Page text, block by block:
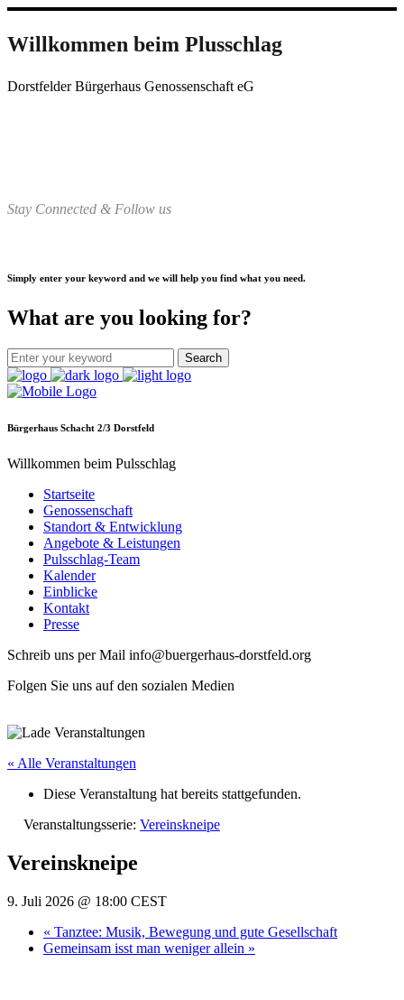
Willkommen beim Plusschlag
Dorstfelder Bürgerhaus Genossenschaft eG
Stay Connected & Follow us
Simply enter your keyword and we will help you find what you need.
What are you looking for?
Bürgerhaus Schacht 2/3 Dorstfeld
Willkommen beim Pulsschlag
Startseite
Genossenschaft
Standort & Entwicklung
Angebote & Leistungen
Pulsschlag-Team
Kalender
Einblicke
Kontakt
Presse
Schreib uns per Mail info@buergerhaus-dorstfeld.org
Folgen Sie uns auf den sozialen Medien
« Alle Veranstaltungen
Diese Veranstaltung hat bereits stattgefunden.
Veranstaltungsserie: Vereinskneipe
Vereinskneipe
9. Juli 2026 @ 18:00 CEST
« Tanztee: Musik, Bewegung und gute Gesellschaft
Gemeinsam isst man weniger allein »